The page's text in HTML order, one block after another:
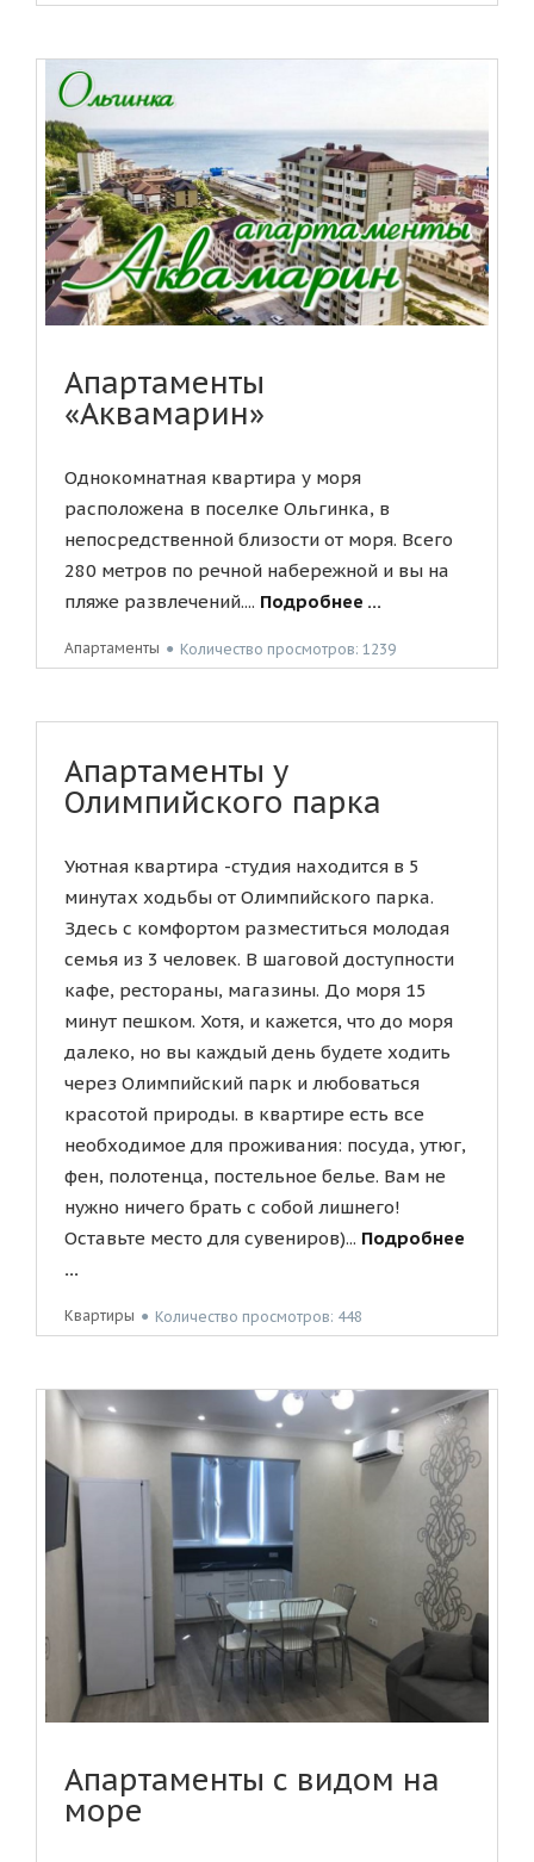
Апартаменты
«Аквамарин»
Однокомнатная квартира у моря
расположена в поселке Ольгинка, в
непосредственной близости от моря. Всего
280 метров по речной набережной и вы на
пляже развлечений.... Подробнее ...
Апартаменты ● Количество просмотров: 1239
Апартаменты у
Олимпийского парка
Уютная квартира -студия находится в 5
минутах ходьбы от Олимпийского парка.
Здесь с комфортом разместиться молодая
семья из 3 человек. В шаговой доступности
кафе, рестораны, магазины. До моря 15
минут пешком. Хотя, и кажется, что до моря
далеко, но вы каждый день будете ходить
через Олимпийский парк и любоваться
красотой природы. в квартире есть все
необходимое для проживания: посуда, утюг,
фен, полотенца, постельное белье. Вам не
нужно ничего брать с собой лишнего!
Оставьте место для сувениров)... Подробнее
...
Квартиры ● Количество просмотров: 448
Апартаменты с видом на
море